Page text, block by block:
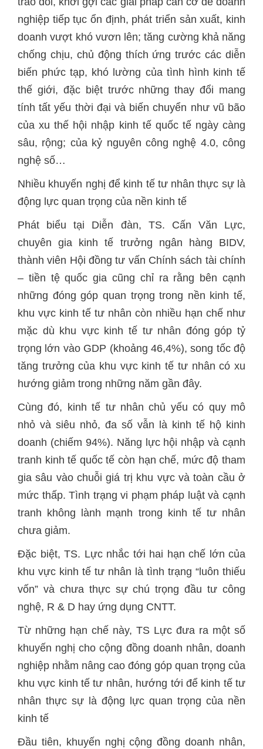
nghiệp tiếp tục ổn định, phát triển sản xuất, kinh
doanh vượt khó vươn lên; tăng cường khả năng
chống chịu, chủ động thích ứng trước các diễn
biến phức tạp, khó lường của tình hình kinh tế
thế giới, đặc biệt trước những thay đổi mang
tính tất yếu thời đại và biến chuyển như vũ bão
của xu thế hội nhập kinh tế quốc tế ngày càng
sâu, rộng; của kỷ nguyên công nghệ 4.0, công
nghệ số…
Nhiều khuyến nghị để kinh tế tư nhân thực sự là
động lực quan trọng của nền kinh tế
Phát biểu tại Diễn đàn, TS. Cấn Văn Lực,
chuyên gia kinh tế trưởng ngân hàng BIDV,
thành viên Hội đồng tư vấn Chính sách tài chính
– tiền tệ quốc gia cũng chỉ ra rằng bên cạnh
những đóng góp quan trọng trong nền kinh tế,
khu vực kinh tế tư nhân còn nhiều hạn chế như
mặc dù khu vực kinh tế tư nhân đóng góp tỷ
trọng lớn vào GDP (khoảng 46,4%), song tốc độ
tăng trưởng của khu vực kinh tế tư nhân có xu
hướng giảm trong những năm gần đây.
Cùng đó, kinh tế tư nhân chủ yếu có quy mô
nhỏ và siêu nhỏ, đa số vẫn là kinh tế hộ kinh
doanh (chiếm 94%). Năng lực hội nhập và cạnh
tranh kinh tế quốc tế còn hạn chế, mức độ tham
gia sâu vào chuỗi giá trị khu vực và toàn cầu ở
mức thấp. Tình trạng vi phạm pháp luật và cạnh
tranh không lành mạnh trong kinh tế tư nhân
chưa giảm.
Đặc biệt, TS. Lực nhắc tới hai hạn chế lớn của
khu vực kinh tế tư nhân là tình trạng “luôn thiếu
vốn” và chưa thực sự chú trọng đầu tư công
nghệ, R & D hay ứng dụng CNTT.
Từ những hạn chế này, TS Lực đưa ra một số
khuyến nghị cho cộng đồng doanh nhân, doanh
nghiệp nhằm nâng cao đóng góp quan trọng của
khu vực kinh tế tư nhân, hướng tới để kinh tế tư
nhân thực sự là động lực quan trọng của nền
kinh tế
Đầu tiên, khuyến nghị cộng đồng doanh nhân,